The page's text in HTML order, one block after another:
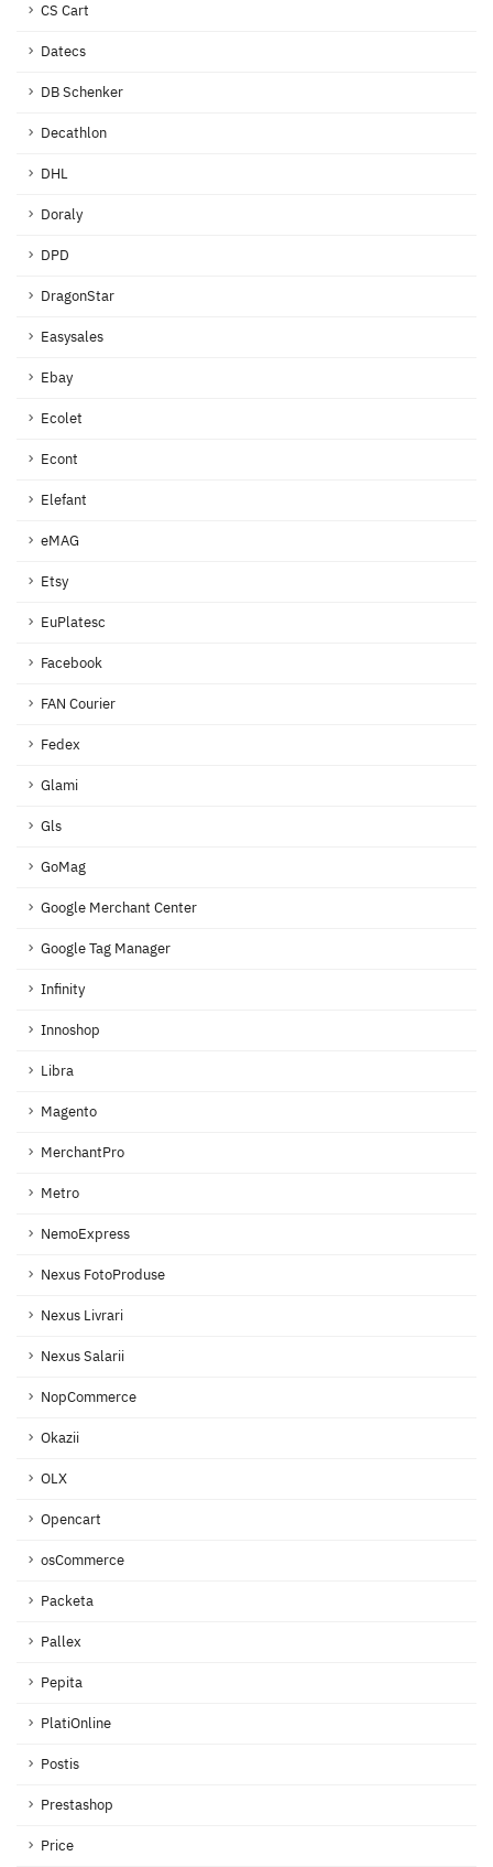
CS Cart
Datecs
DB Schenker
Decathlon
DHL
Doraly
DPD
DragonStar
Easysales
Ebay
Ecolet
Econt
Elefant
eMAG
Etsy
EuPlatesc
Facebook
FAN Courier
Fedex
Glami
Gls
GoMag
Google Merchant Center
Google Tag Manager
Infinity
Innoshop
Libra
Magento
MerchantPro
Metro
NemoExpress
Nexus FotoProduse
Nexus Livrari
Nexus Salarii
NopCommerce
Okazii
OLX
Opencart
osCommerce
Packeta
Pallex
Pepita
PlatiOnline
Postis
Prestashop
Price